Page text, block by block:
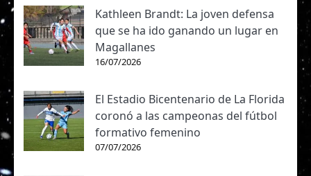
Kathleen Brandt: La joven defensa
que se ha ido ganando un lugar en
Magallanes
16/07/2026
El Estadio Bicentenario de La Florida
coronó a las campeonas del fútbol
formativo femenino
07/07/2026